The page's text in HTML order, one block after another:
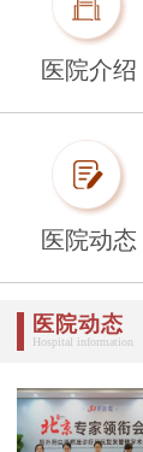
医院介绍
医院动态
医院动态
Hospital information